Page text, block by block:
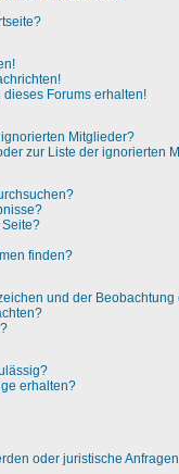
Forums erhalten!
Mitglieder?
zur Liste der
finden?
und der
erhalten?
oder juristische